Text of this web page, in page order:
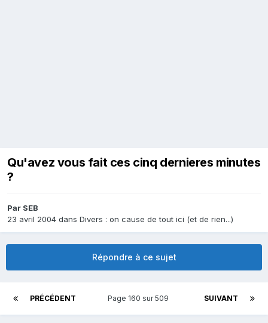
Qu'avez vous fait ces cinq dernieres minutes
?
Par SEB
23 avril 2004 dans Divers : on cause de tout ici (et de rien...)
Répondre à ce sujet
PRÉCÉDENT SUIVANT
Page 160 sur 509